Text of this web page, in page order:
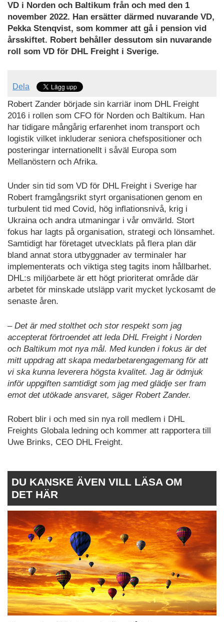
VD i Norden och Baltikum från och med den 1
november 2022. Han ersätter därmed nuvarande VD,
Pekka Stenqvist, som kommer att gå i pension vid
årsskiftet. Robert behåller dessutom sin nuvarande
roll som VD för DHL Freight i Sverige.
Dela
Robert Zander började sin karriär inom DHL Freight
2016 i rollen som CFO för Norden och Baltikum. Han
har tidigare mångårig erfarenhet inom transport och
logistik vilket inkluderar seniora chefspositioner och
posteringar internationellt i såväl Europa som
Mellanöstern och Afrika.
Under sin tid som VD för DHL Freight i Sverige har
Robert framgångsrikt styrt organisationen genom en
turbulent tid med Covid, hög inflationsnivå, krig i
Ukraina och andra utmaningar i vår omvärld. Stort
fokus har lagts på organisation, strategi och lönsamhet.
Samtidigt har företaget utvecklats på flera plan där
bland annat stora utbyggnader av terminaler har
implementerats och viktiga steg tagits inom hållbarhet.
DHL:s miljöarbete är ett högt prioriterat område där
arbetet för minskade utsläpp varit mycket lyckosamt de
senaste åren.
– Det är med stolthet och stor respekt som jag
accepterat förtroendet att leda DHL Freight i Norden
och Baltikum mot nya mål. Med kunden i fokus är det
mitt uppdrag att skapa medarbetarengagemang för att
vi ska kunna leverera högsta kvalitet. Jag är ödmjuk
inför uppgiften samtidigt som jag med glädje ser fram
emot det utökade ansvaret, säger Robert Zander.
Robert blir i och med sin nya roll medlem i DHL
Freights Globala ledning och kommer att rapportera till
Uwe Brinks, CEO DHL Freight.
DU KANSKE ÄVEN VILL LÄSA OM
DET HÄR